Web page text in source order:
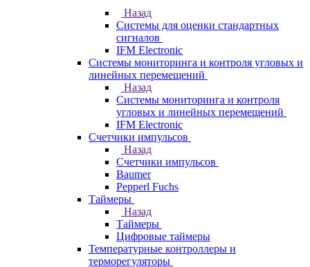
Назад
Системы для оценки стандартных
сигналов
IFM Electronic
Системы мониторинга и контроля угловых и
линейных перемещений
Назад
Системы мониторинга и контроля
угловых и линейных перемещений
IFM Electronic
Счетчики импульсов
Назад
Счетчики импульсов
Baumer
Pepperl Fuchs
Таймеры
Назад
Таймеры
Цифровые таймеры
Температурные контроллеры и
терморегуляторы